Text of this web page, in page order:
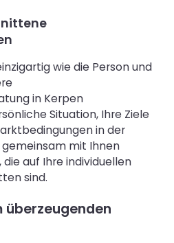
wie die Person und
in Kerpen
Situation, Ihre Ziele
in der
mit Ihnen
auf Ihre individuellen
sind.
überzeugenden